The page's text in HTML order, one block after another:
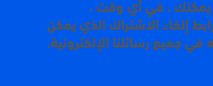
إلغاء الاشتراك الذي يمكن
في جميع رسائلنا الإلكترونية.